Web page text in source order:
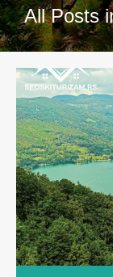
All Posts